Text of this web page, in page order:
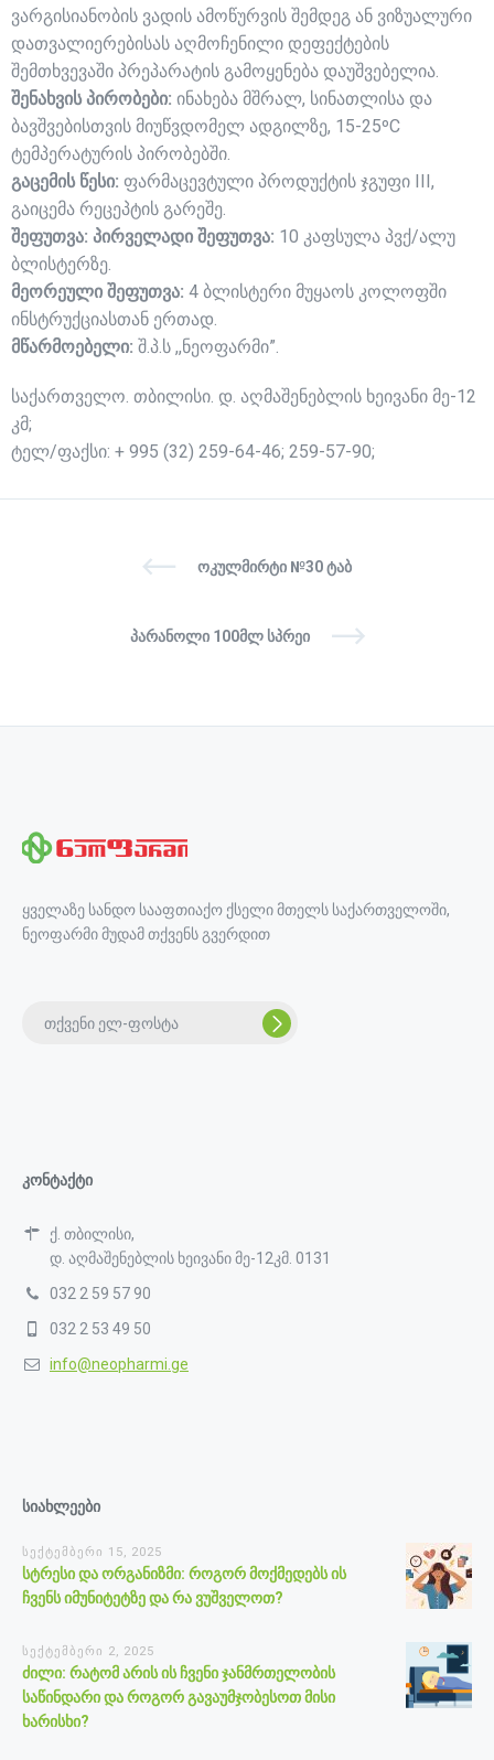
ვარგისიანობის ვადის ამოწურვის შემდეგ ან ვიზუალური
დათვალიერებისას აღმოჩენილი დეფექტების
შემთხვევაში პრეპარატის გამოყენება დაუშვებელია.
შენახვის პირობები: ინახება მშრალ, სინათლისა და
ბავშვებისთვის მიუწვდომელ ადგილზე, 15-25ºC
ტემპერატურის პირობებში.
გაცემის წესი: ფარმაცევტული პროდუქტის ჯგუფი III,
გაიცემა რეცეპტის გარეშე.
შეფუთვა: პირველადი შეფუთვა: 10 კაფსულა პვქ/ალუ
ბლისტერზე.
მეორეული შეფუთვა: 4 ბლისტერი მუყაოს კოლოფში
ინსტრუქციასთან ერთად.
მწარმოებელი: შ.პ.ს ,,ნეოფარმი”.
საქართველო. თბილისი. დ. აღმაშენებლის ხეივანი მე-12
კმ;
ტელ/ფაქსი: + 995 (32) 259-64-46; 259-57-90;
ᲝᲙᲣᲚᲛᲘᲠᲢᲘ №30 ᲢᲐᲑ
ᲞᲐᲠᲐᲜᲝᲚᲘ 100ᲛᲚ ᲡᲞᲠᲔᲘ
ყველაზე სანდო სააფთიაქო ქსელი მთელს საქართველოში,
ნეოფარმი მუდამ თქვენს გვერდით
კონტაქტი
ქ. თბილისი,
დ. აღმაშენებლის ხეივანი მე-12კმ. 0131
032 2 59 57 90
032 2 53 49 50
info@neopharmi.ge
სიახლეები
სექტემბერი 15, 2025
სტრესი და ორგანიზმი: როგორ მოქმედებს ის
ჩვენს იმუნიტეტზე და რა ვუშველოთ?
სექტემბერი 2, 2025
ძილი: რატომ არის ის ჩვენი ჯანმრთელობის
საწინდარი და როგორ გავაუმჯობესოთ მისი
ხარისხი?